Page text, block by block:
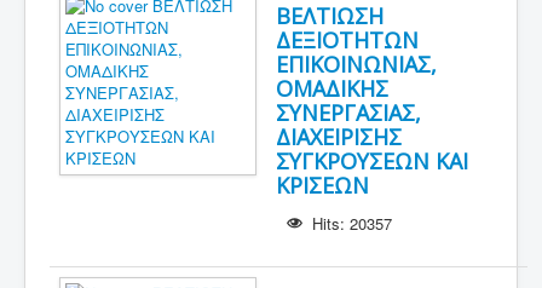
ΒΕΛΤΙΩΣΗ
ΔΕΞΙΟΤΗΤΩΝ
ΕΠΙΚΟΙΝΩΝΙΑΣ,
ΟΜΑΔΙΚΗΣ
ΣΥΝΕΡΓΑΣΙΑΣ,
ΔΙΑΧΕΙΡΙΣΗΣ
ΣΥΓΚΡΟΥΣΕΩΝ ΚΑΙ
ΚΡΙΣΕΩΝ
Hits: 20357